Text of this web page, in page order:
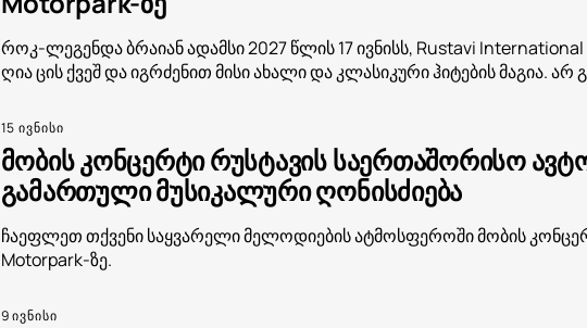
როკ-ლეგენდა ბრაიან ადამსი 2027 წლის 17 ივნისს, Rustavi
ღია ცის ქვეშ და იგრძენით მისი ახალი და კლასიკური ჰიტების მაგია.
15 ივნისი
მობის კონცერტი რუსტავის საერთაშორისო
გამართული მუსიკალური ღონისძიება
ჩაეფლეთ თქვენი საყვარელი მელოდიების ატმოსფეროში მობის
Motorpark-ზე.
9 ივნისი